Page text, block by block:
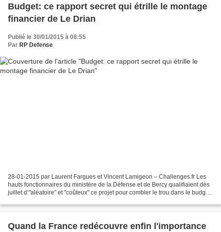
Budget: ce rapport secret qui étrille le montage
financier de Le Drian
Publié le 30/01/2015 à 08:55
Par RP Defense
28-01-2015 par Laurent Fargues et Vincent Lamigeon – Challenges.fr Les
hauts fonctionnaires du ministère de la Défense et de Bercy qualifiaient dès
juillet d’"aléatoire" et "coûteux" ce projet pour combler le trou dans le budget
Quand la France redécouvre enfin l'importance